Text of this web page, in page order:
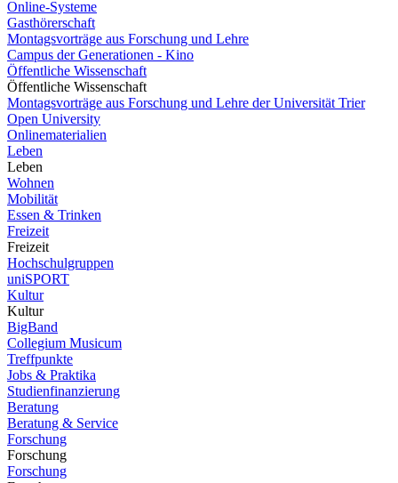
Online-Systeme
Gasthörerschaft
Montagsvorträge aus Forschung und Lehre
Campus der Generationen - Kino
Öffentliche Wissenschaft
Öffentliche Wissenschaft
Montagsvorträge aus Forschung und Lehre der Universität Trier
Open University
Onlinematerialien
Leben
Leben
Wohnen
Mobilität
Essen & Trinken
Freizeit
Freizeit
Hochschulgruppen
uniSPORT
Kultur
Kultur
BigBand
Collegium Musicum
Treffpunkte
Jobs & Praktika
Studienfinanzierung
Beratung
Beratung & Service
Forschung
Forschung
Forschung